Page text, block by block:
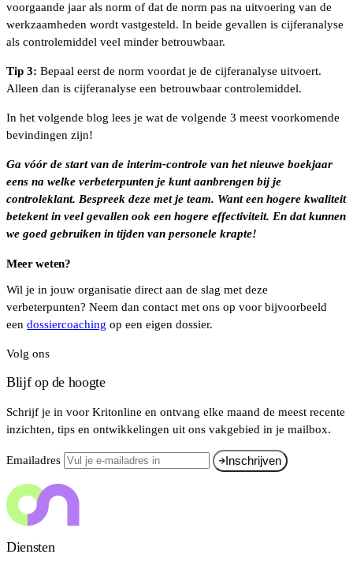
voorgaande jaar als norm of dat de norm pas na uitvoering van de
werkzaamheden wordt vastgesteld. In beide gevallen is cijferanalyse
als controlemiddel veel minder betrouwbaar.
Tip 3: Bepaal eerst de norm voordat je de cijferanalyse uitvoert.
Alleen dan is cijferanalyse een betrouwbaar controlemiddel.
In het volgende blog lees je wat de volgende 3 meest voorkomende
bevindingen zijn!
Ga vóór de start van de interim-controle van het nieuwe boekjaar
eens na welke verbeterpunten je kunt aanbrengen bij je
controleklant. Bespreek deze met je team. Want een hogere kwaliteit
betekent in veel gevallen ook een hogere effectiviteit. En dat kunnen
we goed gebruiken in tijden van personele krapte!
Meer weten?
Wil je in jouw organisatie direct aan de slag met deze
verbeterpunten? Neem dan contact met ons op voor bijvoorbeeld
een dossiercoaching op een eigen dossier.
Volg ons
Blijf op de hoogte
Schrijf je in voor Kritonline en ontvang elke maand de meest recente
inzichten, tips en ontwikkelingen uit ons vakgebied in je mailbox.
Emailadres Inschrijven
Diensten